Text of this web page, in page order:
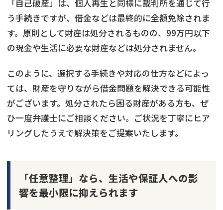
「自己破産」は、個人再生と同様に裁判所を通じて行
う手続きですが、借金などは最終的に全額免除されま
す。原則として財産は処分されるものの、99万円以下
の現金や生活に必要な財産などは処分されません。
このように、選択する手続きや対応の仕方などによっ
ては、財産を守りながら借金問題を解決できる可能性
がございます。処分されたら困る財産がある方も、ぜ
ひ一度弁護士にご相談ください。ご状況を丁寧にヒア
リングしたうえで解決策をご提案いたします。
「任意整理」なら、生活や保証人への影
響を最小限に抑えられます